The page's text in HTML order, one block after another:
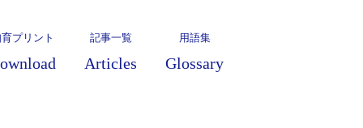
プリント 記事一覧
Articles
用語集
Glossary